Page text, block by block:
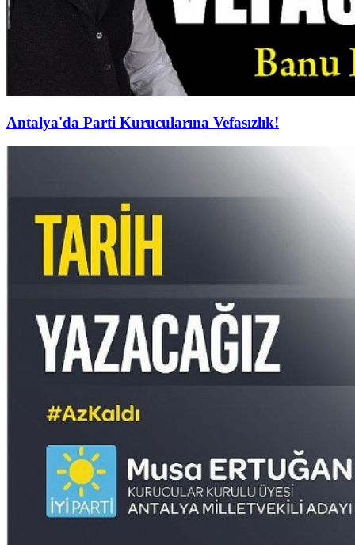
Antalya'da Parti Kurucularına Vefasızlık!